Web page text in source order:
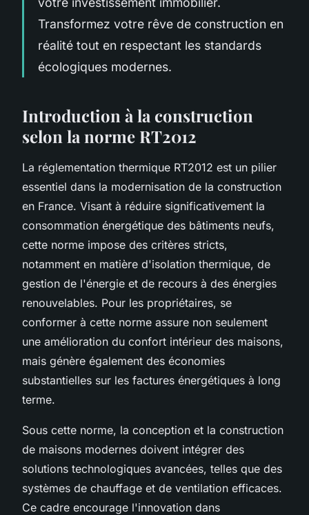
Transformez votre rêve de construction en
réalité tout en respectant les standards
écologiques modernes.
Introduction à la construction
selon la norme RT2012
La réglementation thermique RT2012 est un pilier
essentiel dans la modernisation de la construction
en France. Visant à réduire significativement la
consommation énergétique des bâtiments neufs,
cette norme impose des critères stricts,
notamment en matière d'isolation thermique, de
gestion de l'énergie et de recours à des énergies
renouvelables. Pour les propriétaires, se
conformer à cette norme assure non seulement
une amélioration du confort intérieur des maisons,
mais génère également des économies
substantielles sur les factures énergétiques à long
terme.
Sous cette norme, la conception et la construction
de maisons modernes doivent intégrer des
solutions technologiques avancées, telles que des
systèmes de chauffage et de ventilation efficaces.
Ce cadre encourage l'innovation dans